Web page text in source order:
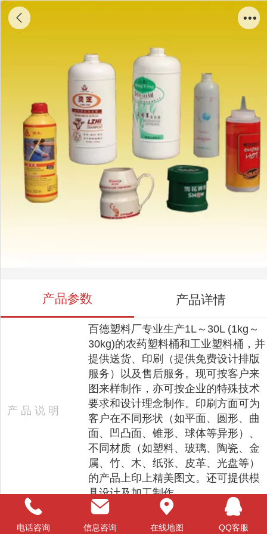
产品参数 产品详情
产 品 说 明
百德塑料厂专业生产1L～30L (1kg～
30kg)的农药塑料桶和工业塑料桶，并
提供送货、印刷（提供免费设计排版
服务）以及售后服务。现可按客户来
图来样制作，亦可按企业的特殊技术
要求和设计理念制作。印刷方面可为
客户在不同形状（如平面、圆形、曲
面、凹凸面、锥形、球体等异形）、
不同材质（如塑料、玻璃、陶瓷、金
属、竹、木、纸张、皮革、光盘等）
的产品上印上精美图文。还可提供模
具设计及加工制作。
电话咨询 信息咨询 在线地图 QQ客服